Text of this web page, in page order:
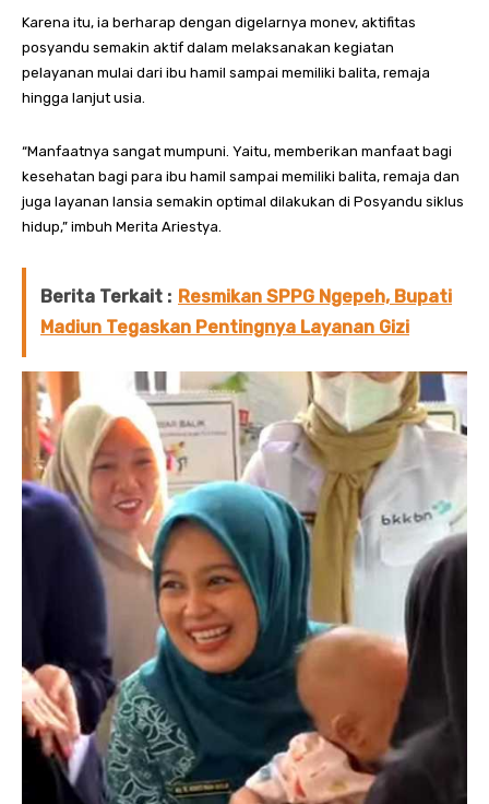
Karena itu, ia berharap dengan digelarnya monev, aktifitas
posyandu semakin aktif dalam melaksanakan kegiatan
pelayanan mulai dari ibu hamil sampai memiliki balita, remaja
hingga lanjut usia.
“Manfaatnya sangat mumpuni. Yaitu, memberikan manfaat bagi
kesehatan bagi para ibu hamil sampai memiliki balita, remaja dan
juga layanan lansia semakin optimal dilakukan di Posyandu siklus
hidup,” imbuh Merita Ariestya.
Berita Terkait : Resmikan SPPG Ngepeh, Bupati
Madiun Tegaskan Pentingnya Layanan Gizi